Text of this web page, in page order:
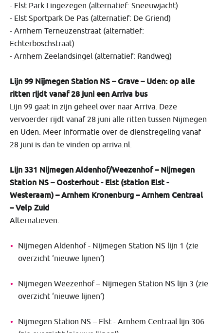
- Elst Park Lingezegen (alternatief: Sneeuwjacht)
- Elst Sportpark De Pas (alternatief: De Griend)
- Arnhem Terneuzenstraat (alternatief:
Echterboschstraat)
- Arnhem Zeelandsingel (alternatief: Randweg)
Lijn 99 Nijmegen Station NS – Grave – Uden: op alle
ritten rijdt vanaf 28 juni een Arriva bus
Lijn 99 gaat in zijn geheel over naar Arriva. Deze
vervoerder rijdt vanaf 28 juni alle ritten tussen Nijmegen
en Uden. Meer informatie over de dienstregeling vanaf
28 juni is dan te vinden op arriva.nl.
Lijn 331 Nijmegen Aldenhof/Weezenhof – Nijmegen
Station NS – Oosterhout - Elst (station Elst -
Westeraam) – Arnhem Kronenburg – Arnhem Centraal
– Velp Zuid
Alternatieven:
Nijmegen Aldenhof - Nijmegen Station NS lijn 1 (zie
overzicht ‘nieuwe lijnen’)
Nijmegen Weezenhof – Nijmegen Station NS lijn 3 (zie
overzicht ‘nieuwe lijnen’)
Nijmegen Station NS – Elst - Arnhem Centraal lijn 306